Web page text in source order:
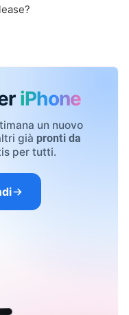
iPhone
un nuovo
già pronti da
per tutti.